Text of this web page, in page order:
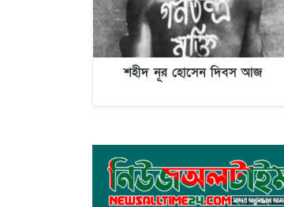
শহীদ নূর হোসেন দিবস আজ